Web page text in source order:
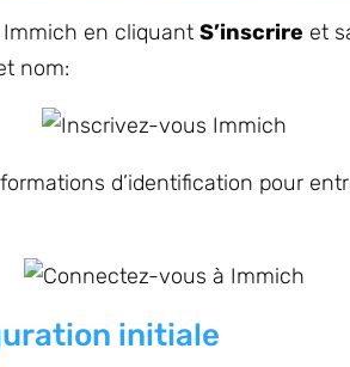
en cliquant S’inscrire et
nom:
d’identification pour
initiale